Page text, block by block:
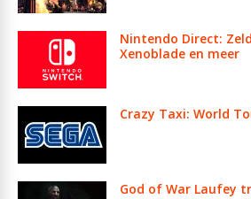
Nintendo Direct:
Xenoblade en meer
Crazy Taxi: World
God of War Laufey